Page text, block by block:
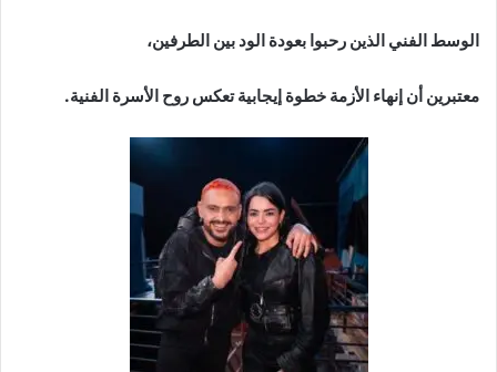
الوسط الفني الذين رحبوا بعودة الود بين الطرفين،
معتبرين أن إنهاء الأزمة خطوة إيجابية تعكس روح الأسرة الفنية.